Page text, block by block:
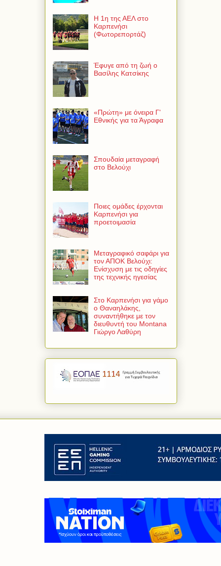
Η 1η της ΑΕΛ στο
Καρπενήσι
(Φωτορεπορτάζ)
Έφυγε από τη ζωή ο
Βασίλης Κατσίκης
«Πρώτη» με όνειρα Γ'
Εθνικής για τα Άγραφα
Σπουδαία μεταγραφή
στο Βελούχι
Ποιες ομάδες έρχονται
Καρπενήσι για
προετοιμασία
Μεταγραφικό σαφάρι για
τον ΑΠΟΚ Βελούχι:
Ενίσχυση με τις οδηγίες
της τεχνικής ηγεσίας
Στο Καρπενήσι για γάμο
ο Θαναηλάκης,
συναντήθηκε με τον
διευθυντή του Montana
Γιώργο Λαθύρη